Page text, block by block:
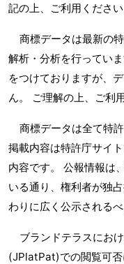
記の上、ご利用ください
商標データは最新の
解析・分析を行ってい
をつけておりますが、
ん。 ご理解の上、ご利
商標データは全て特
掲載内容は特許庁サイ
内容です。 公報情報は
いる通り、権利者が独
わりに広く公示されるべ
ブランドテラスにお
(JPlatPat)での閲覧可否